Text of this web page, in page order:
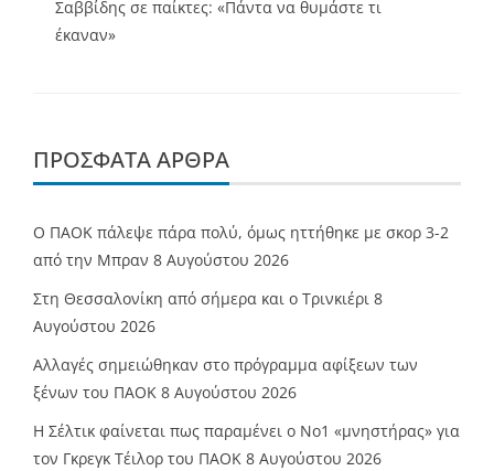
Σαββίδης σε παίκτες: «Πάντα να θυμάστε τι
έκαναν»
ΠΡΌΣΦΑΤΑ ΆΡΘΡΑ
Ο ΠΑΟΚ πάλεψε πάρα πολύ, όμως ηττήθηκε με σκορ 3-2
από την Μπραν 8 Αυγούστου 2026
Στη Θεσσαλονίκη από σήμερα και ο Τρινκιέρι 8
Αυγούστου 2026
Αλλαγές σημειώθηκαν στο πρόγραμμα αφίξεων των
ξένων του ΠΑΟΚ 8 Αυγούστου 2026
Η Σέλτικ φαίνεται πως παραμένει ο Νο1 «μνηστήρας» για
τον Γκρεγκ Τέιλορ του ΠΑΟΚ 8 Αυγούστου 2026